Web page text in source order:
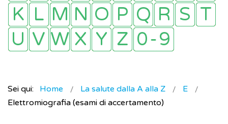
Sei qui: Home La salute dalla A alla Z
E
Elettromiografia (esami di accertamento)